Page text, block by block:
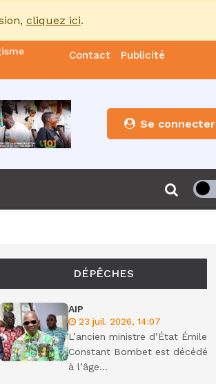
cliquez ici.
85
Contact Publicité
Se connecter
DÉPÊCHES
AIP
23 juil. 2026, 14:07
L’ancien ministre d’État Émile
Constant Bombet est décédé
à l’âge...